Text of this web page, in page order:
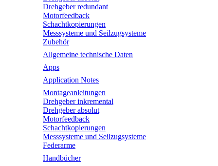
Drehgeber redundant
Motorfeedback
Schachtkopierungen
Messsysteme und Seilzugsysteme
Zubehör
Allgemeine technische Daten
Apps
Application Notes
Montageanleitungen
Drehgeber inkremental
Drehgeber absolut
Motorfeedback
Schachtkopierungen
Messsysteme und Seilzugsysteme
Federarme
Handbücher